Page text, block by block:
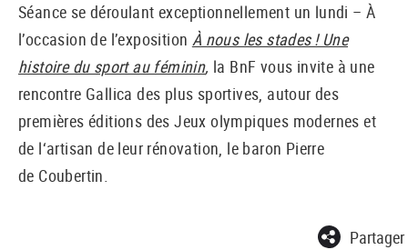
Séance se déroulant exceptionnellement un lundi – À
l’occasion de l’exposition À nous les stades ! Une
histoire du sport au féminin, la BnF vous invite à une
rencontre Gallica des plus sportives, autour des
premières éditions des Jeux olympiques modernes et
de l‘artisan de leur rénovation, le baron Pierre
de Coubertin.
Partager